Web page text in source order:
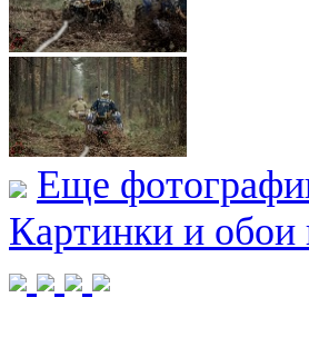
Еще
Картинки и обои